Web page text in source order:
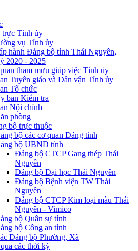
trực Tỉnh ủy
vụ Tỉnh ủy
hành Đảng bộ tỉnh Thái Nguyên,
2020 - 2025
tham mưu giúp việc Tỉnh ủy
Tuyên giáo và Dân vận Tỉnh ủy
Tổ chức
ban Kiểm tra
Nội chính
phòng
bộ trực thuộc
bộ các cơ quan Đảng tỉnh
bộ UBND tỉnh
Đảng bộ CTCP Gang thép Thái
Nguyên
Đảng bộ Đại học Thái Nguyên
Đảng bộ Bệnh viện TW Thái
Nguyên
Đảng bộ CTCP Kim loại màu Thái
Nguyên - Vimico
bộ Quân sự tỉnh
bộ Công an tỉnh
Đảng bộ Phường, Xã
các thời kỳ